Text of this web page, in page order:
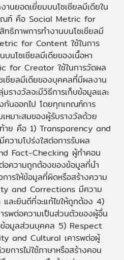
นยอดเยี่ยมบนโซเชียลมีเดียใน
ณฑ์ คือ Social Metric for
ธิภาพการทำงานบนโซเชียลมี
for Content ใช้ในการ
นโซเชียลมีเดียของเนื้อหา
for Creator ใช้ในการวัดผล
เชียลมีเดียของบุคคลที่มีผลงาน
รางวัลจะมีวิธีการเก็บข้อมูลและ
นออกไป โดยทุกเกณฑ์การ
หมาะสมของผู้รับรางวัลด้วย
าย คือ 1) Transparency and
วามโปร่งใสต่อการรับผล
Fact-Checking ผู้ทำคอน
ความถูกต้องของข้อมูลที่นำ
ารให้ข้อมูลที่ผิดหรือสร้างความ
and Corrections มีความ
ละยินดีที่จะแก้ไขให้ถูกต้อง 4)
พต่อความเป็นส่วนตัวของผู้อื่น
ข้อมูลส่วนบุคคล 5) Respect
and Cultural เคารพต่อผู้
ารไม่ใช้ภาษาหรือสร้างคอน